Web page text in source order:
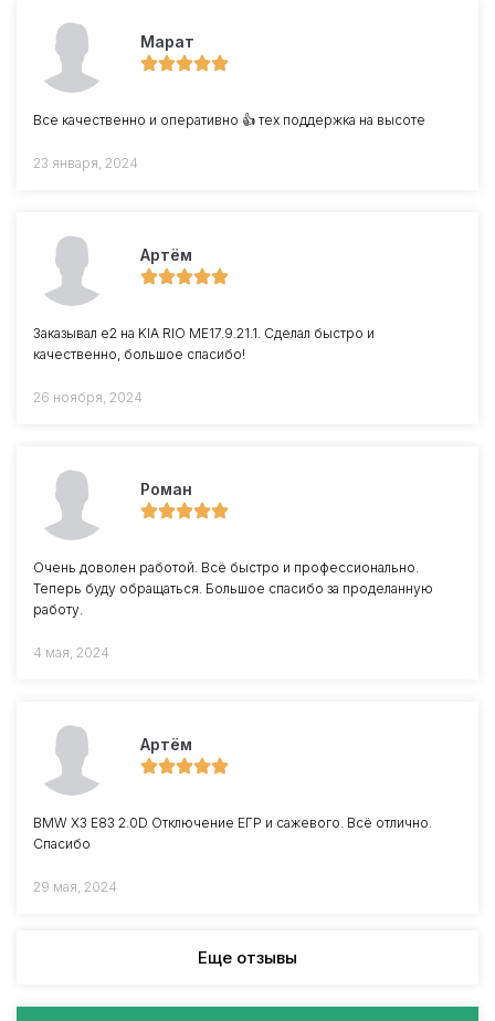
Марат
Все качественно и оперативно 👍 тех поддержка на высоте
23 января, 2024
Артём
Заказывал е2 на KIA RIO ME17.9.21.1. Сделал быстро и
качественно, большое спасибо!
26 ноября, 2024
Роман
Очень доволен работой. Всё быстро и профессионально.
Теперь буду обращаться. Большое спасибо за проделанную
работу.
4 мая, 2024
Артём
BMW X3 E83 2.0D Отключение ЕГР и сажевого. Всё отлично.
Спасибо
29 мая, 2024
Еще отзывы